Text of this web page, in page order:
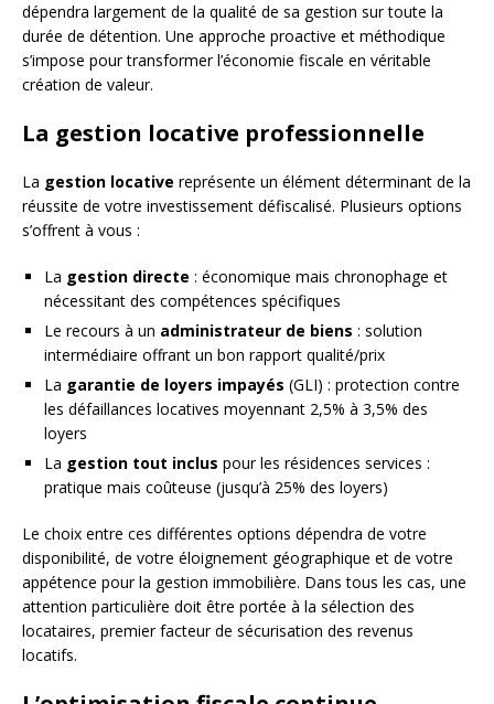
dépendra largement de la qualité de sa gestion sur toute la
durée de détention. Une approche proactive et méthodique
s’impose pour transformer l’économie fiscale en véritable
création de valeur.
La gestion locative professionnelle
La gestion locative représente un élément déterminant de la
réussite de votre investissement défiscalisé. Plusieurs options
s’offrent à vous :
La gestion directe : économique mais chronophage et
nécessitant des compétences spécifiques
Le recours à un administrateur de biens : solution
intermédiaire offrant un bon rapport qualité/prix
La garantie de loyers impayés (GLI) : protection contre
les défaillances locatives moyennant 2,5% à 3,5% des
loyers
La gestion tout inclus pour les résidences services :
pratique mais coûteuse (jusqu’à 25% des loyers)
Le choix entre ces différentes options dépendra de votre
disponibilité, de votre éloignement géographique et de votre
appétence pour la gestion immobilière. Dans tous les cas, une
attention particulière doit être portée à la sélection des
locataires, premier facteur de sécurisation des revenus
locatifs.